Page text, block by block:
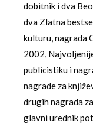
dobitnik i dva
dva Zlatna
kulturu, nagrada
2002,
publicistiku i
nagrade za
drugih nagrada
glavni urednik